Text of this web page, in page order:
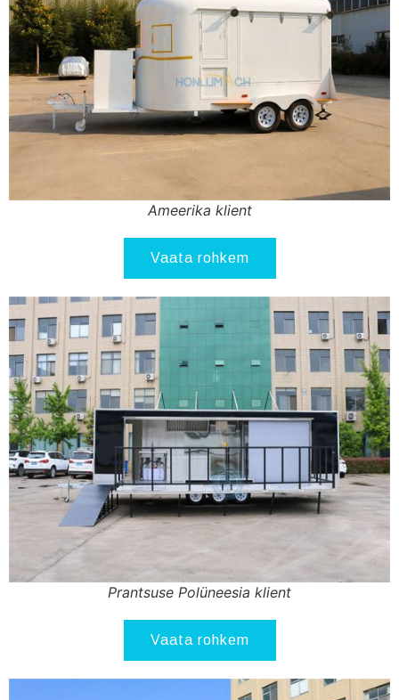
Ameerika klient
Vaata rohkem
Prantsuse Polüneesia klient
Vaata rohkem